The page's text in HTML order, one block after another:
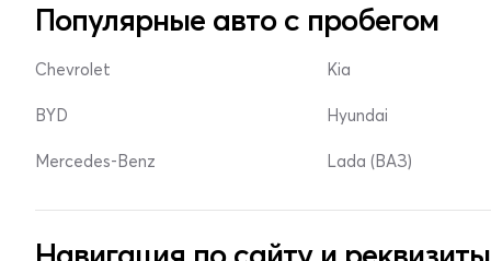
Популярные авто с пробегом
Chevrolet
BYD
Mercedes-Benz
Kia
Hyundai
Lada (ВАЗ)